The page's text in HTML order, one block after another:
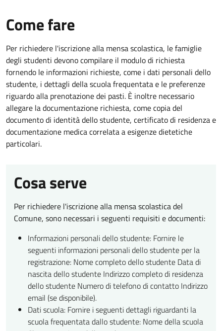
Come fare
Per richiedere l'iscrizione alla mensa scolastica, le famiglie
degli studenti devono compilare il modulo di richiesta
fornendo le informazioni richieste, come i dati personali dello
studente, i dettagli della scuola frequentata e le preferenze
riguardo alla prenotazione dei pasti. È inoltre necessario
allegare la documentazione richiesta, come copia del
documento di identità dello studente, certificato di residenza e
documentazione medica correlata a esigenze dietetiche
particolari.
Cosa serve
Per richiedere l'iscrizione alla mensa scolastica del
Comune, sono necessari i seguenti requisiti e documenti:
Informazioni personali dello studente: Fornire le
seguenti informazioni personali dello studente per la
registrazione: Nome completo dello studente Data di
nascita dello studente Indirizzo completo di residenza
dello studente Numero di telefono di contatto Indirizzo
email (se disponibile).
Dati scuola: Fornire i seguenti dettagli riguardanti la
scuola frequentata dallo studente: Nome della scuola